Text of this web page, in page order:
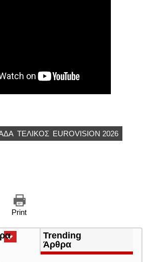
ΤΕΛΙΚΟΣ EUROVISION 2026
Print
(ενεργή
καρτέλα)
Trending
Άρθρα